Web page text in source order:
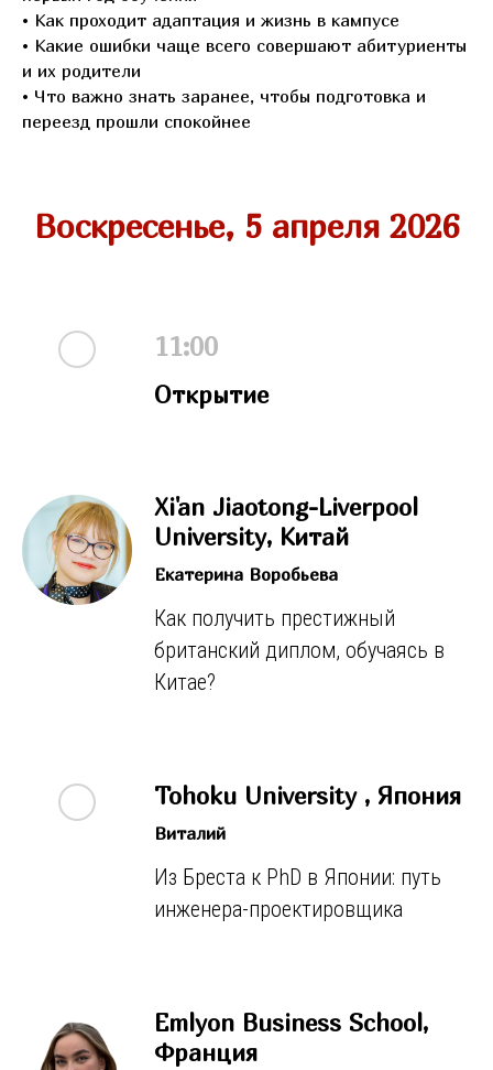
• Как проходит адаптация и жизнь в кампусе
• Какие ошибки чаще всего совершают абитуриенты
и их родители
• Что важно знать заранее, чтобы подготовка и
переезд прошли спокойнее
Воскресенье, 5 апреля 2026
11:00
Открытие
Xi'an Jiaotong-Liverpool
University, Китай
Екатерина Воробьева
Как получить престижный
британский диплом, обучаясь в
Китае?
Tohoku University , Япония
Виталий
Из Бреста к PhD в Японии: путь
инженера-проектировщика
Emlyon Business School,
Франция